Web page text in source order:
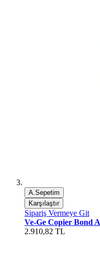
A.Sepetim
Karşılaştır
Sipariş Vermeye Git
Ve-Ge Copier Bond
2.910,82 TL